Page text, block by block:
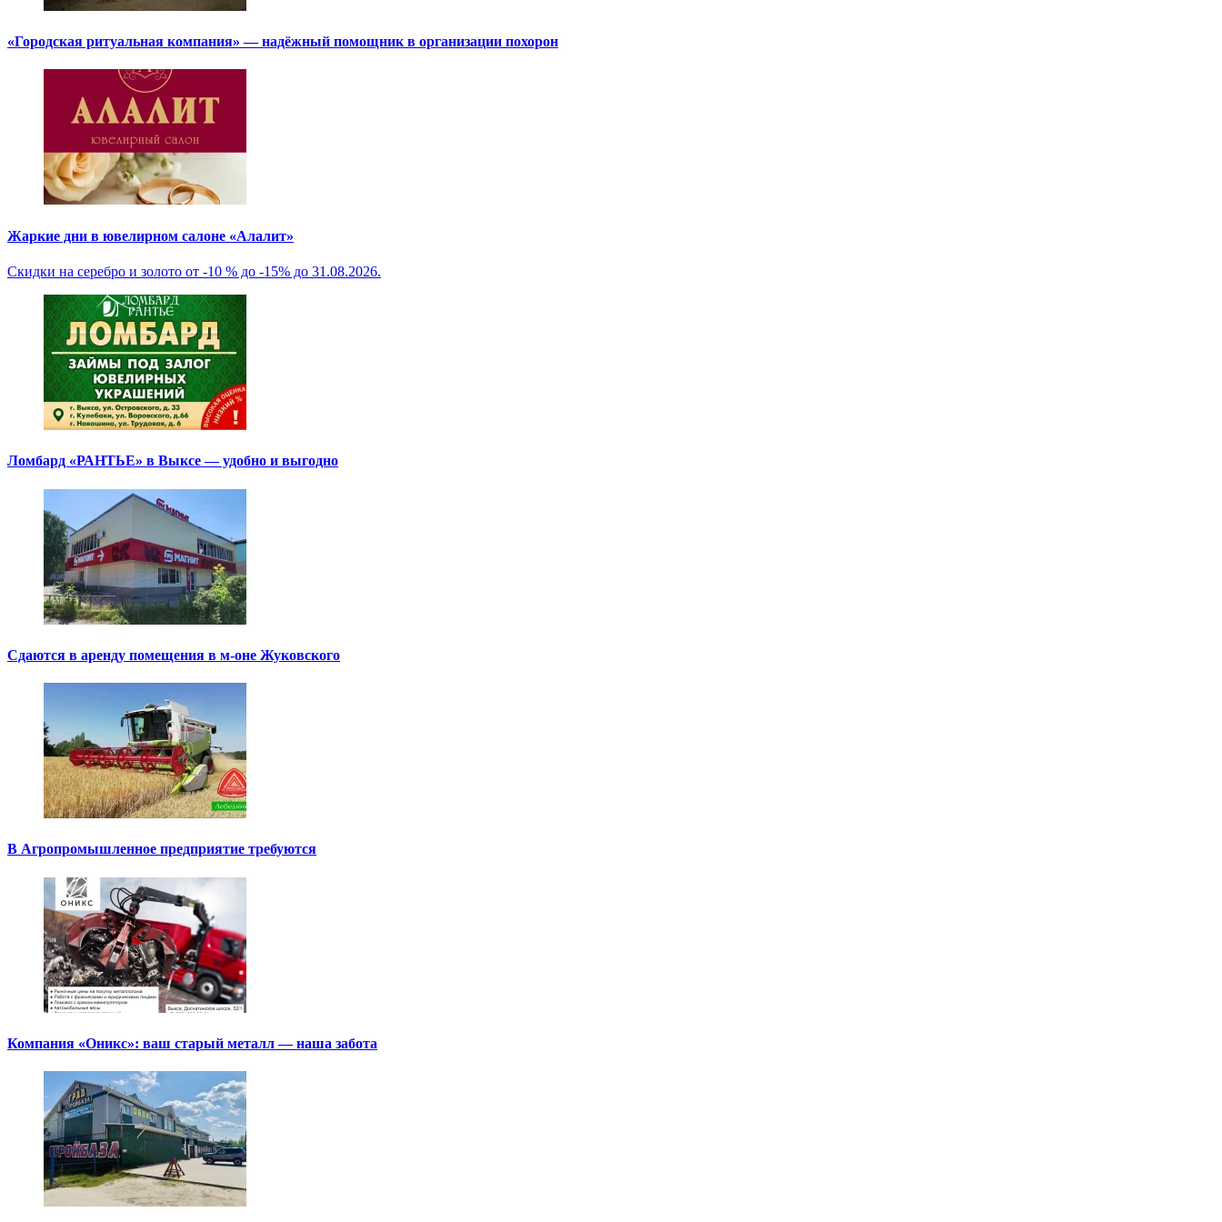
«Городская ритуальная компания» — надёжный помощник в организации похорон
Жаркие дни в ювелирном салоне «Алалит»
Скидки на серебро и золото от -10 % до -15% до 31.08.2026.
Ломбард «РАНТЬЕ» в Выксе — удобно и выгодно
Сдаются в аренду помещения в м-оне Жуковского
В Агропромышленное предприятие требуются
Компания «Оникс»: ваш старый металл — наша забота